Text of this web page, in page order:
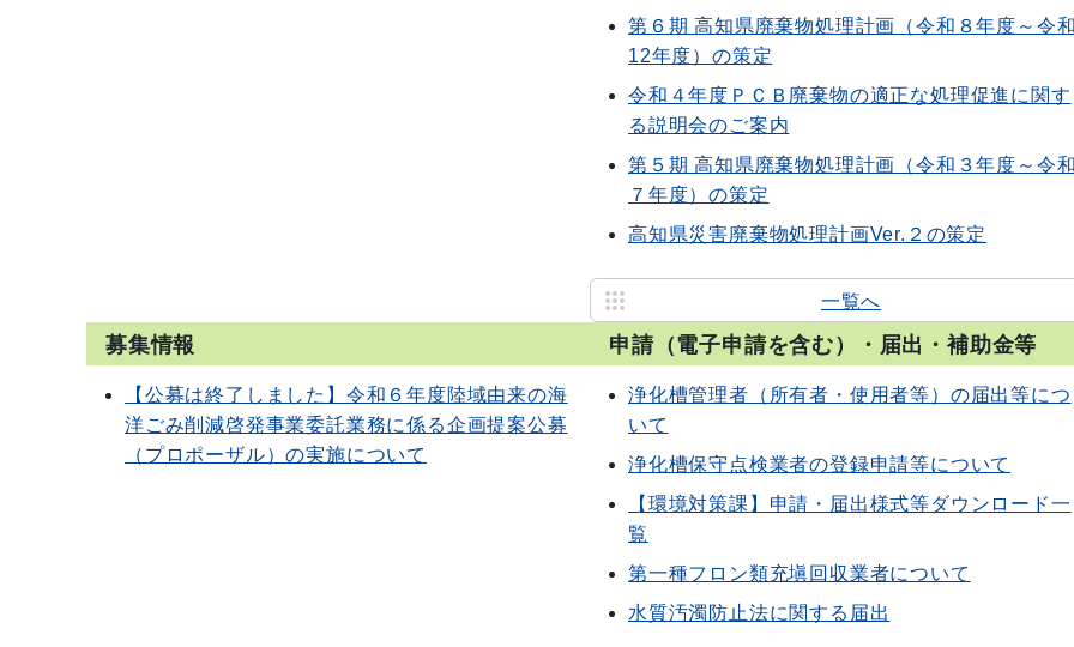
第６期 高知県廃棄物処理計画（令和８年度～令
12年度）の策定
令和４年度ＰＣＢ廃棄物の適正な処理促進に関す
る説明会のご案内
第５期 高知県廃棄物処理計画（令和３年度～令
７年度）の策定
高知県災害廃棄物処理計画Ver.２の策定
一覧へ
募集情報
【公募は終了しました】令和６年度陸域由来の海
洋ごみ削減啓発事業委託業務に係る企画提案公募
（プロポーザル）の実施について
申請（電子申請を含む）・届出・補助金等
浄化槽管理者（所有者・使用者等）の届出等につ
いて
浄化槽保守点検業者の登録申請等について
【環境対策課】申請・届出様式等ダウンロード一
覧
第一種フロン類充塡回収業者について
水質汚濁防止法に関する届出